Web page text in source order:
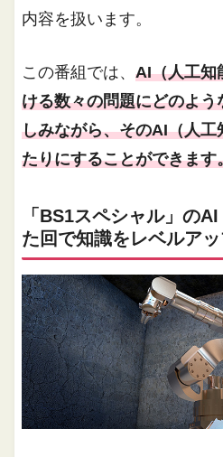
内容を扱います。
この番組では、AI（人工知
ける数々の問題にどのよ
しみながら、そのAI（人
たりにすることができます
「BS1スペシャル」の
た回で知識をレベルア